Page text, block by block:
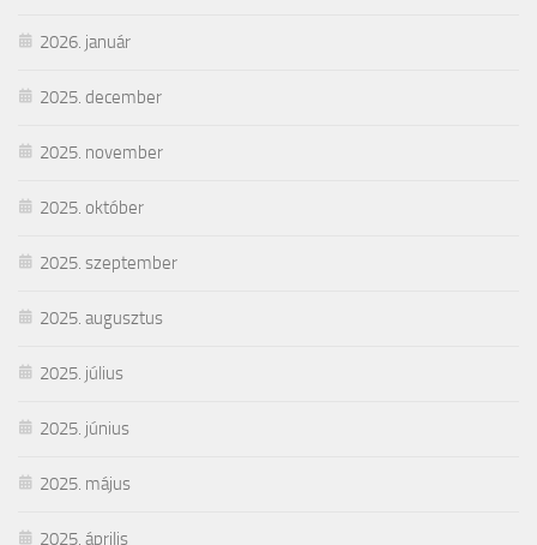
2026. január
2025. december
2025. november
2025. október
2025. szeptember
2025. augusztus
2025. július
2025. június
2025. május
2025. április